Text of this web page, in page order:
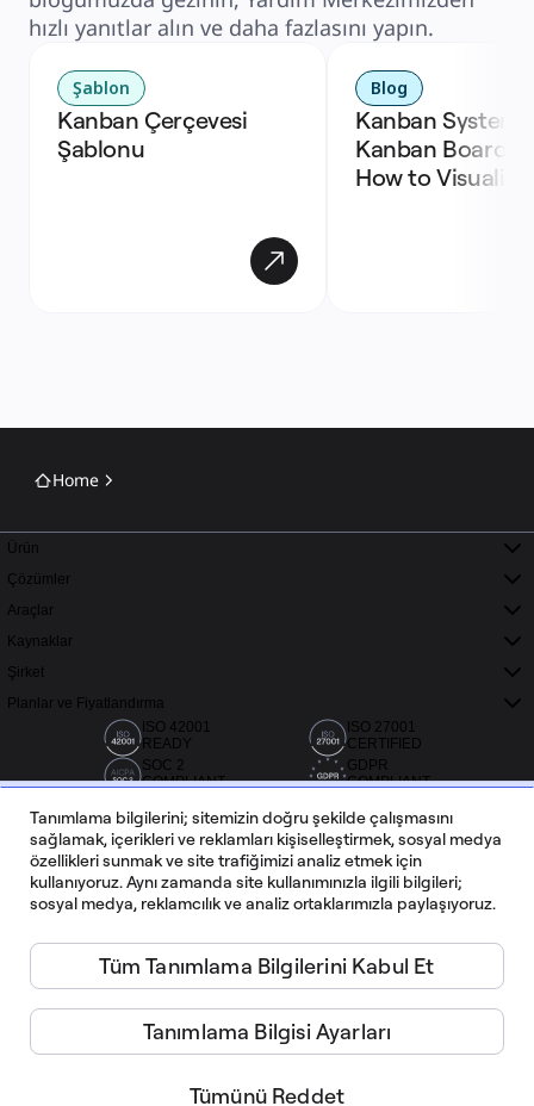
hızlı yanıtlar alın ve daha fazlasını yapın.
Şablon
Kanban Çerçevesi
Şablonu
Blog
Kanban Systems,
Kanban Boards,
How to Visualize
Home
Ürün
Çözümler
Araçlar
Kaynaklar
Şirket
Planlar ve Fiyatlandırma
ISO 42001
READY
ISO 27001
CERTIFIED
SOC 2
COMPLIANT
GDPR
COMPLIANT
Capterra, G2 ve Trustradius'tan 20.000'den fazla değerlendirme
Miro ©2026
Özel Politika
Tanımlama bilgilerini; sitemizin doğru şekilde çalışmasını
sağlamak, içerikleri ve reklamları kişiselleştirmek, sosyal medya
özellikleri sunmak ve site trafiğimizi analiz etmek için
kullanıyoruz. Aynı zamanda site kullanımınızla ilgili bilgileri;
sosyal medya, reklamcılık ve analiz ortaklarımızla paylaşıyoruz.
Tanımlama Bilgisi Ayarları
Tümünü Reddet
Tüm Tanımlama Bilgilerini Kabul Et